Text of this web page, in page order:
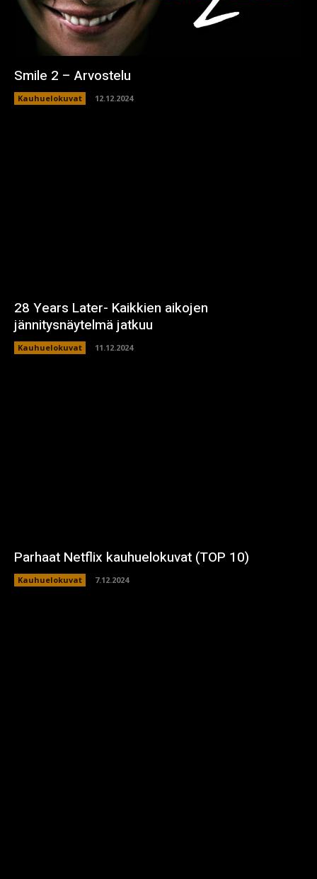
Smile 2 – Arvostelu
Kauhuelokuvat 12.12.2024
28 Years Later- Kaikkien aikojen
jännitysnäytelmä jatkuu
Kauhuelokuvat 11.12.2024
Parhaat Netflix kauhuelokuvat (TOP 10)
Kauhuelokuvat 7.12.2024